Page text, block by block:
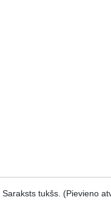
Saraksts tukšs. (Pievieno